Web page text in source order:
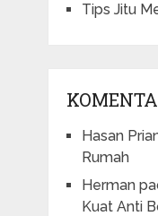
Tips Jitu
Hasan
Rumah
Herman
Kuat Anti